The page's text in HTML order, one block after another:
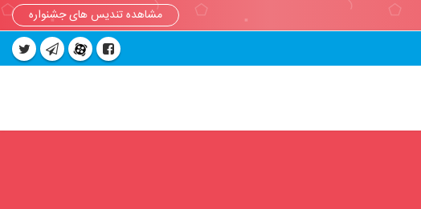
مشاهده تندیس های جشنواره